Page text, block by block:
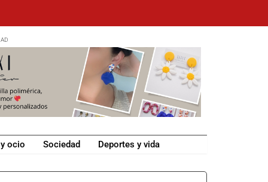
ocio Sociedad Deportes y vida